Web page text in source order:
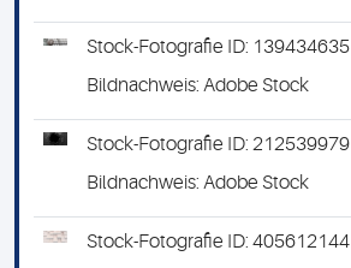
Stock-Fotografie ID: 139434635
Bildnachweis: Adobe Stock
Stock-Fotografie ID: 212539979
Bildnachweis: Adobe Stock
Stock-Fotografie ID: 405612144